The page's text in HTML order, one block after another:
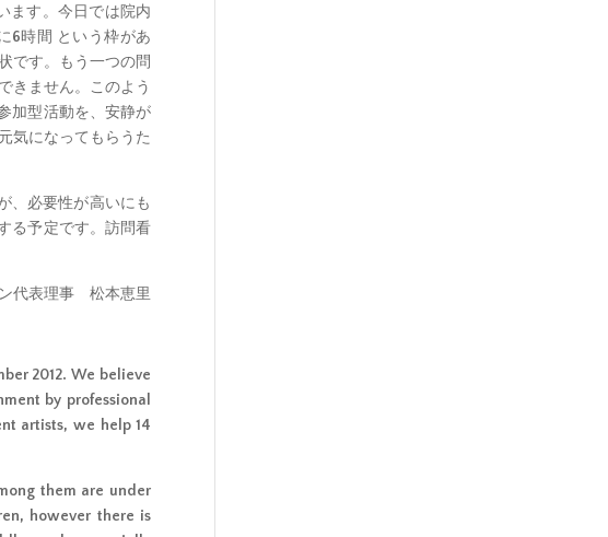
ます。今日では院内
6時間 という枠があ
です。もう一つの問
きません。このよう
加型活動を、安静が
気になってもらうた
、必要性が高いにも
る予定です。訪問看
代表理事 松本恵里
2012. We believe
by professional
artists, we help 14
them are under
however there is